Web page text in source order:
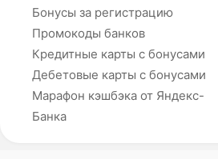
Бонусы за регистрацию
Промокоды банков
Кредитные карты с бонусами
Дебетовые карты с бонусами
Марафон кэшбэка от Яндекс-
Банка